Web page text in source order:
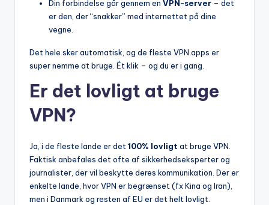
Din forbindelse går gennem en VPN-server – det
er den, der “snakker” med internettet på dine
vegne.
Det hele sker automatisk, og de fleste VPN apps er
super nemme at bruge. Ét klik – og du er i gang.
Er det lovligt at bruge
VPN?
Ja, i de fleste lande er det100% lovligt at bruge VPN.
Faktisk anbefales det ofte af sikkerhedseksperter og
journalister, der vil beskytte deres kommunikation. Der er
enkelte lande, hvor VPN er begrænset (fx Kina og Iran),
men i Danmark og resten af EU er det helt lovligt.